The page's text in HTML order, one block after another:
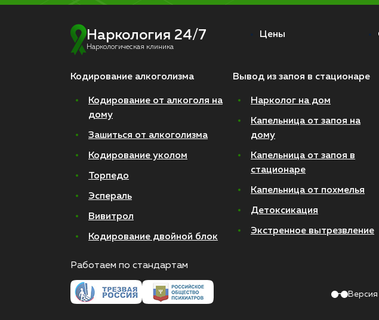
Наркология 24/7
Наркологическая клиника
Цены
Кодирование алкоголизма
Кодирование от алкоголя на
дому
Зашиться от алкоголизма
Кодирование уколом
Торпедо
Эспераль
Вивитрол
Кодирование двойной блок
Вывод из запоя в стационаре
Нарколог на дом
Капельница от запоя на
дому
Капельница от запоя в
стационаре
Капельница от похмелья
Детоксикация
Экстренное вытрезвление
Работаем по стандартам
Версия